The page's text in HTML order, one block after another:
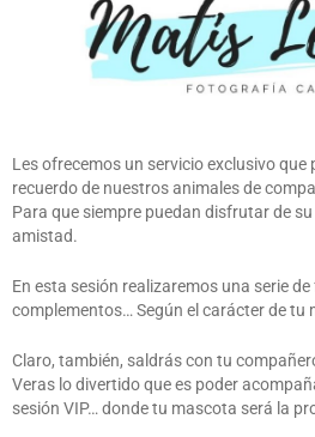
Les ofrecemos un servicio exclusivo que
recuerdo de nuestros animales de
Para que siempre puedan disfrutar de
amistad.
En esta sesión realizaremos una serie
complementos… Según el carácter de tu
Claro, también, saldrás con tu
Veras lo divertido que es poder
sesión VIP… donde tu mascota será la